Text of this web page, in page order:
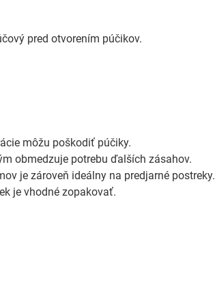
pred otvorením púčikov.
môžu poškodiť púčiky.
obmedzuje potrebu ďalších zásahov.
je zároveň ideálny na predjarné postreky.
je vhodné zopakovať.